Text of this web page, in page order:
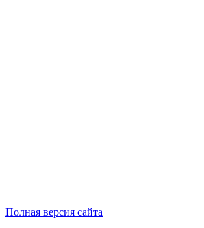
Полная версия сайта